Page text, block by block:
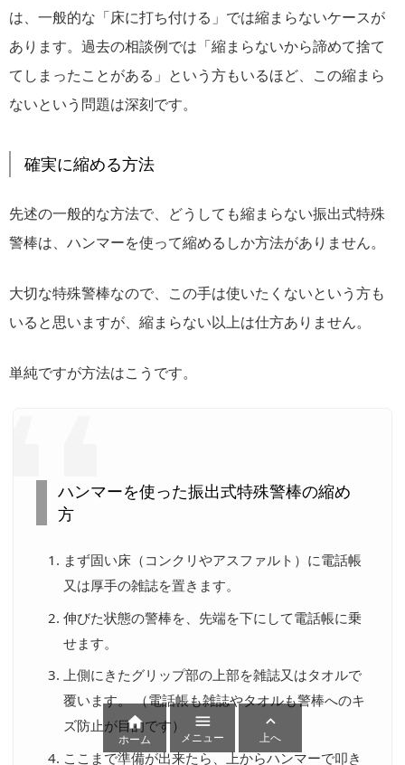
は、一般的な「床に打ち付ける」では縮まらないケースが
あります。過去の相談例では「縮まらないから諦めて捨て
てしまったことがある」という方もいるほど、この縮まら
ないという問題は深刻です。
確実に縮める方法
先述の一般的な方法で、どうしても縮まらない振出式特殊
警棒は、ハンマーを使って縮めるしか方法がありません。
大切な特殊警棒なので、この手は使いたくないという方も
いると思いますが、縮まらない以上は仕方ありません。
単純ですが方法はこうです。
ハンマーを使った振出式特殊警棒の縮め
方
まず固い床（コンクリやアスファルト）に電話帳
又は厚手の雑誌を置きます。
伸びた状態の警棒を、先端を下にして電話帳に乗
せます。
上側にきたグリップ部の上部を雑誌又はタオルで
覆います。 （電話帳も雑誌やタオルも警棒へのキ
ズ防止が目的です）
ここまで準備が出来たら、上からハンマーで叩き

ホーム

メニュー

上へ